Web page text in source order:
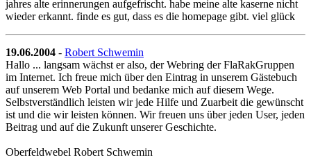
jahres alte erinnerungen aufgefrischt. habe meine alte kaserne nicht
wieder erkannt. finde es gut, dass es die homepage gibt. viel glück
19.06.2004 - Robert Schwemin
Hallo ... langsam wächst er also, der Webring der FlaRakGruppen
im Internet. Ich freue mich über den Eintrag in unserem Gästebuch
auf unserem Web Portal und bedanke mich auf diesem Wege.
Selbstverständlich leisten wir jede Hilfe und Zuarbeit die gewünscht
ist und die wir leisten können. Wir freuen uns über jeden User, jeden
Beitrag und auf die Zukunft unserer Geschichte.
Oberfeldwebel Robert Schwemin